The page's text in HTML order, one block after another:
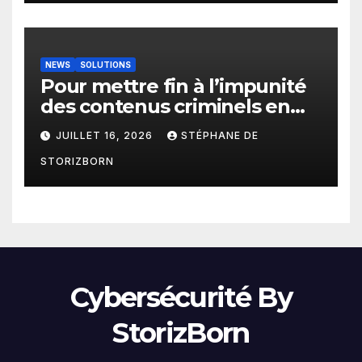
NEWS SOLUTIONS
Pour mettre fin à l’impunité
des contenus criminels en
ligne : Moderering met
gratuitement sa technologie
de détection à disposition de
toutes les agences
JUILLET 16, 2026 STÉPHANE DE
STORIZBORN
Cybersécurité By
StorizBorn